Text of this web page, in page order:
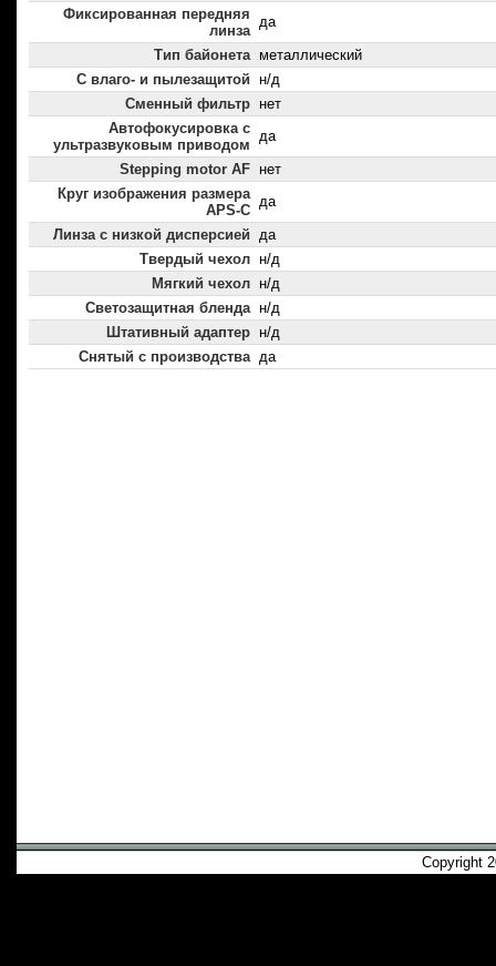
Фиксированная передняя
линза
да
Тип байонета металлический
С влаго- и пылезащитой н/д
Сменный фильтр нет
Автофокусировка с
ультразвуковым приводом
да
Stepping motor AF нет
Круг изображения размера
APS-C
да
Линза с низкой дисперсией да
Твердый чехол н/д
Мягкий чехол н/д
Светозащитная бленда н/д
Штативный адаптер н/д
Снятый с производства да
Copyright